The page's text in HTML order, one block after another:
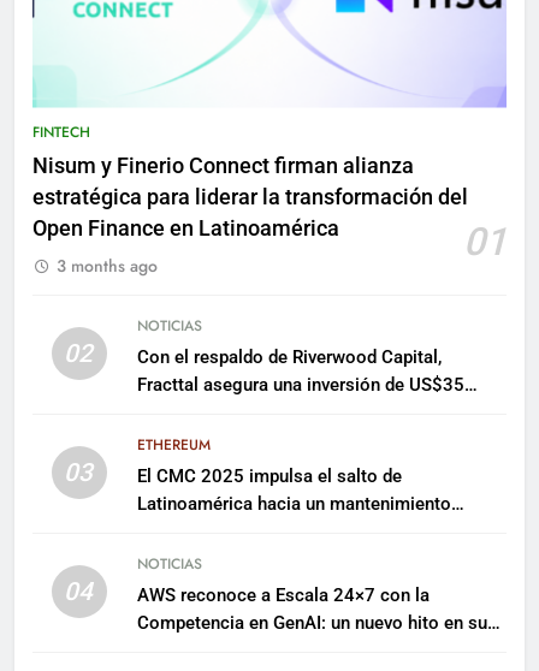
FINTECH
Nisum y Finerio Connect firman alianza
estratégica para liderar la transformación del
Open Finance en Latinoamérica
01
3 months ago
02
NOTICIAS
Con el respaldo de Riverwood Capital,
Fracttal asegura una inversión de US$35
03
ETHEREUM
El CMC 2025 impulsa el salto de
Latinoamérica hacia un mantenimiento
04
NOTICIAS
AWS reconoce a Escala 24×7 con la
Competencia en GenAI: un nuevo hito en su